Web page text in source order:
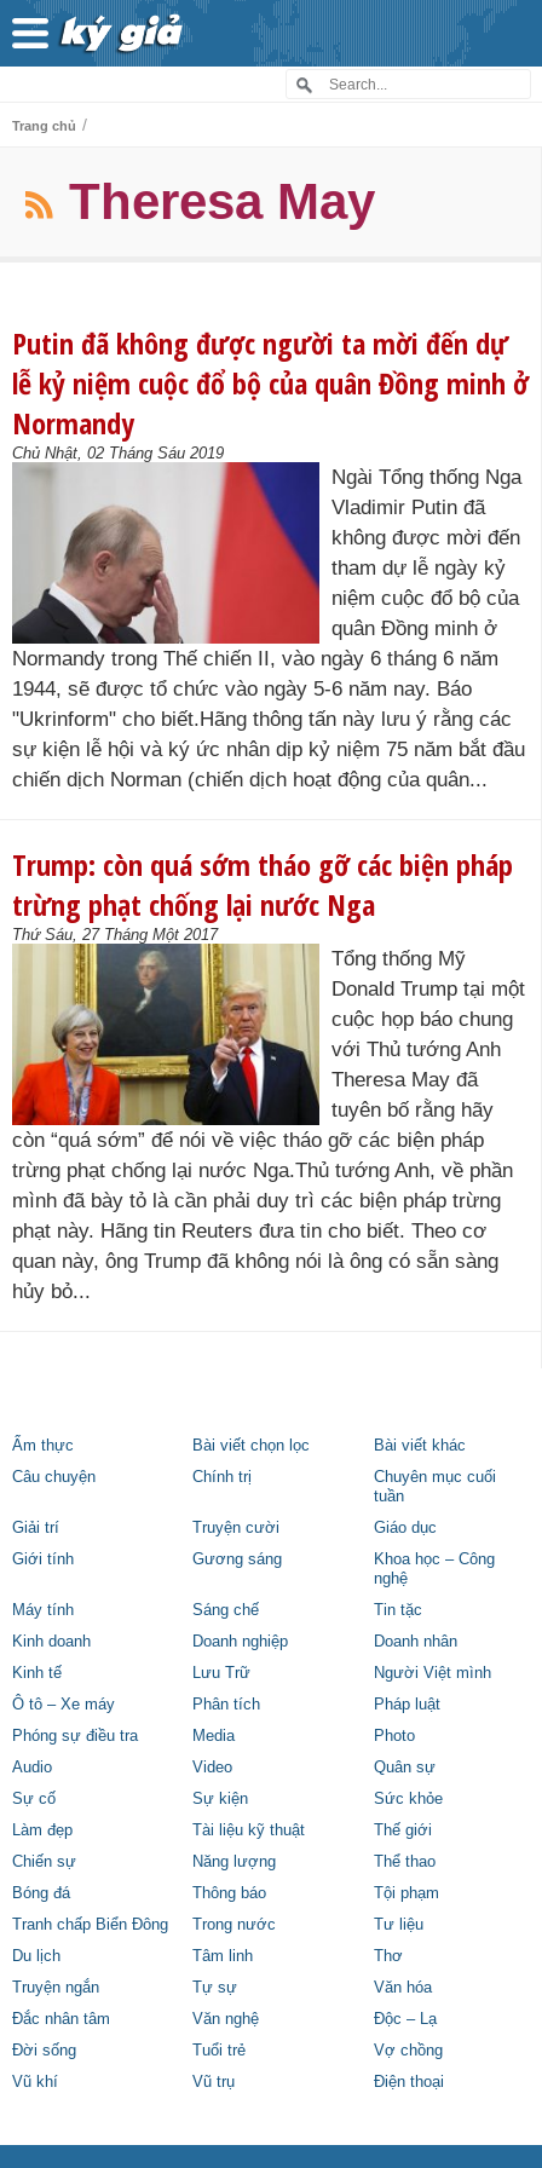
Trang chủ /
Theresa May
Putin đã không được người ta mời đến dự
lễ kỷ niệm cuộc đổ bộ của quân Đồng minh ở
Normandy
Chủ Nhật, 02 Tháng Sáu 2019
Ngài Tổng thống Nga
Vladimir Putin đã
không được mời đến
tham dự lễ ngày kỷ
niệm cuộc đổ bộ của
quân Đồng minh ở
Normandy trong Thế chiến II, vào ngày 6 tháng 6 năm
1944, sẽ được tổ chức vào ngày 5-6 năm nay. Báo
"Ukrinform" cho biết.Hãng thông tấn này lưu ý rằng các
sự kiện lễ hội và ký ức nhân dịp kỷ niệm 75 năm bắt đầu
chiến dịch Norman (chiến dịch hoạt động của quân...
Trump: còn quá sớm tháo gỡ các biện pháp
trừng phạt chống lại nước Nga
Thứ Sáu, 27 Tháng Một 2017
Tổng thống Mỹ
Donald Trump tại một
cuộc họp báo chung
với Thủ tướng Anh
Theresa May đã
tuyên bố rằng hãy
còn “quá sớm” để nói về việc tháo gỡ các biện pháp
trừng phạt chống lại nước Nga.Thủ tướng Anh, về phần
mình đã bày tỏ là cần phải duy trì các biện pháp trừng
phạt này. Hãng tin Reuters đưa tin cho biết. Theo cơ
quan này, ông Trump đã không nói là ông có sẵn sàng
hủy bỏ...
Ẩm thực Bài viết chọn lọc
Bài viết khác
Câu chuyện
Chính trị
Chuyên mục cuối
tuần
Giải trí
Truyện cười
Giáo dục
Giới tính
Gương sáng
Khoa học – Công
nghệ
Máy tính
Sáng chế
Tin tặc
Kinh doanh
Doanh nghiệp
Doanh nhân
Kinh tế
Lưu Trữ
Người Việt mình
Ô tô – Xe máy
Phân tích
Pháp luật
Phóng sự điều tra
Media
Photo
Audio
Video
Quân sự
Sự cố
Sự kiện
Sức khỏe
Làm đẹp
Tài liệu kỹ thuật
Thế giới
Chiến sự
Năng lượng
Thể thao
Bóng đá
Thông báo
Tội phạm
Tranh chấp Biển Đông
Trong nước
Tư liệu
Du lịch
Tâm linh
Thơ
Truyện ngắn
Tự sự
Văn hóa
Đắc nhân tâm
Văn nghệ
Độc – Lạ
Đời sống
Tuổi trẻ
Vợ chồng
Vũ khí
Vũ trụ Điện thoại